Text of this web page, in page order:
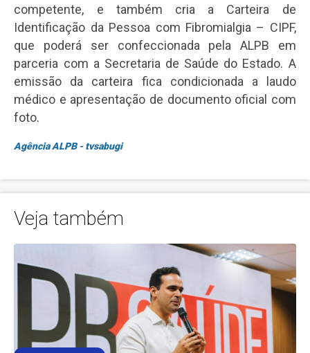
competente, e também cria a Carteira de
Identificação da Pessoa com Fibromialgia – CIPF,
que poderá ser confeccionada pela ALPB em
parceria com a Secretaria de Saúde do Estado. A
emissão da carteira fica condicionada a laudo
médico e apresentação de documento oficial com
foto.
Agência ALPB - tvsabugi
Veja também